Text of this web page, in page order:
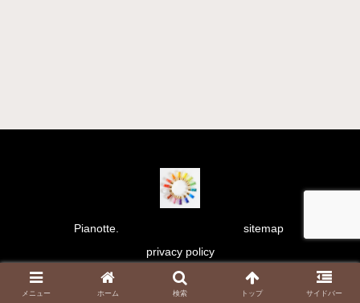
Pianotte.
sitemap
privacy policy
Copyright © 2021 彩り日和 All Rights Reserved.
メニュー ホーム 検索 トップ サイドバー